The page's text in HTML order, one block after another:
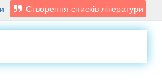
Створення списків літератури